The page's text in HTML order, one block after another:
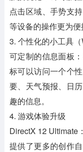
点击区域、手势支
等设备的操作更为便
3. 个性化的小工具（
可定制的信息面板
标可以访问一个个
要、天气预报、日
趣的信息。
4. 游戏体验升级
DirectX 12 Ultimate
提供了更多的创作